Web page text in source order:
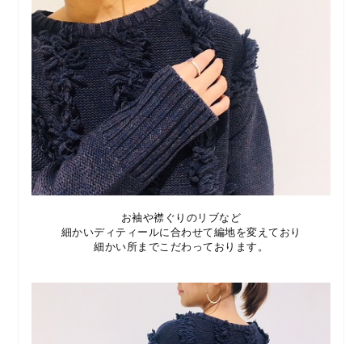
お袖や襟ぐりのリブなど
細かいディティールに合わせて編地を変えており
細かい所までこだわっております。